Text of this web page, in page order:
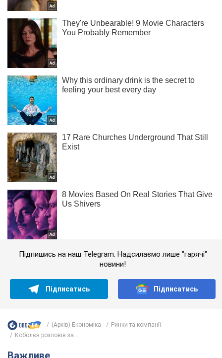
Підпишись на наш Telegram. Надсилаємо лише "гарячі"
новини!
Підписатись Підписатись
(Архів) Економіка
Ринки та компанії
Коболєв розповів за...
Важливе